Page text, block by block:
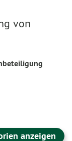
von
anzeigen